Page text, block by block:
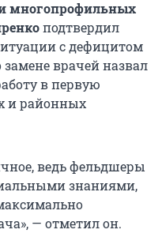
многопрофильных
подтвердил
с дефицитом
врачей назвал
в первую
и районных
ведь фельдшеры
знаниями,
— отметил он.